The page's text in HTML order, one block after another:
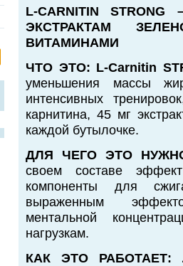
L-CARNITIN
ЭКСТРАКТАМ
ВИТАМИНАМИ
ЧТО ЭТО: L-Carnitin
уменьшения массы
интенсивных
карнитина, 45 мг
каждой бутылочке.
ДЛЯ ЧЕГО ЭТО
своем составе
компоненты для
выраженным
ментальной
нагрузкам.
КАК ЭТО РАБОТАЕТ: